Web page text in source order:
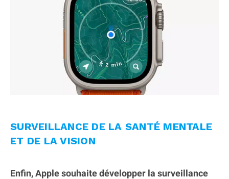
SURVEILLANCE DE LA SANTÉ MENTALE
ET DE LA VISION
Enfin, Apple souhaite développer la surveillance